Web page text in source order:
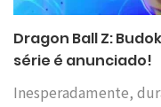
Dragon Ball Z:
série é anunciado!
Inesperadamente,